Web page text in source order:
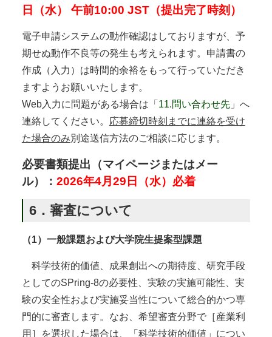
日（水） 午前10:00 JST（提出完了時刻）
電子申請システムの動作確認はしておりますが、予
期せぬ動作不良等の発生も考えられます。申請書の
作成（入力）は時間的余裕をもって行っていただき
ますようお願いいたします。
Web入力に問題がある場合は「 11.問い合わせ先」へ
連絡してください。 応募締切時刻までに連絡を受け
た場合のみ別途送信方法のご相談に応じます。
必要書類提出（マイページまたはメー
ル）： 2026年4月29日（水）必着
6．審査について
（1）一般課題および大学院生提案型課題
科学技術的価値、成果創出への期待度、研究手段
としてのSPring-8の必要性、実験の実施可能性、実
験の安全性および実施妥当性について総合的かつ専
門的に審査します。なお、希望審査分野で［産業利
用］を選択した場合は、「科学技術的価値」につい